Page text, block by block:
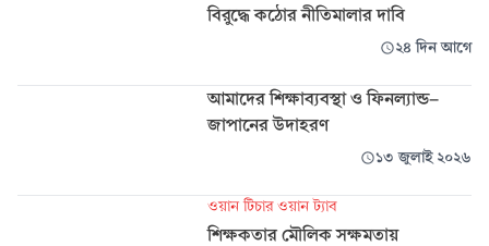
বিরুদ্ধে কঠোর নীতিমালার দাবি
২৪ দিন আগে
আমাদের শিক্ষাব্যবস্থা ও ফিনল্যান্ড-
জাপানের উদাহরণ
১৩ জুলাই ২০২৬
ওয়ান টিচার ওয়ান ট্যাব
শিক্ষকতার মৌলিক সক্ষমতায়